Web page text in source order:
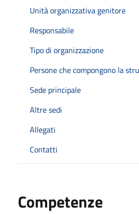
Unità organizzativa genitore
Responsabile
Tipo di organizzazione
Persone che compongono la
Sede principale
Altre sedi
Allegati
Contatti
Competenze